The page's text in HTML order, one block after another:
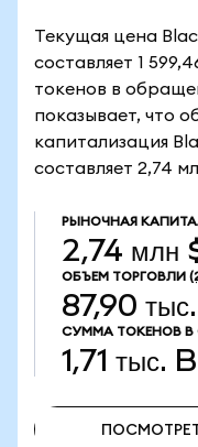
Текущая цена
составляет 1
токенов в
показывает, что
капитализация
составляет 2,74
РЫНОЧНАЯ
2,74 млн
ОБЪЕМ ТОРГОВЛИ
87,90
СУММА ТОКЕНОВ В
1,71 тыс.